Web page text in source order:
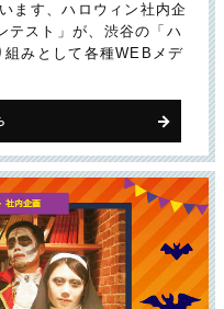
ます、ハロウィン社内企
テスト」が、渋谷の「ハ
組みとして各種WEBメデ